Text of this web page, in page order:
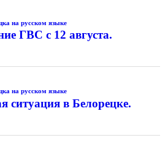
на русском языке
ГВС с 12 августа.
на русском языке
ситуация в Белорецке.